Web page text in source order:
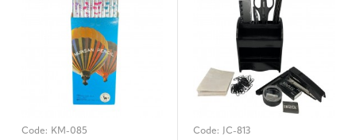
Code: KM-085 Code: JC-813